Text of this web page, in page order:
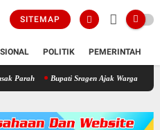
SITEMAP
POLITIK PEMERINTAH
Sapu-Sapu Bikin Nelayan Putus Asa, Alat